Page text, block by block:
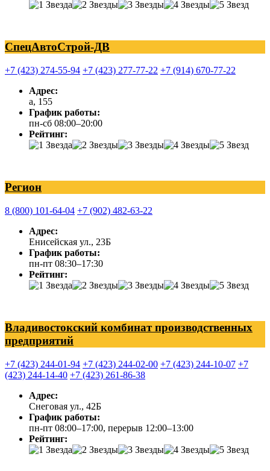
СпецАвтоСтрой-ДВ
+7 (423) 274-55-94 +7 (423) 277-77-22 +7 (914) 670-77-22
Адрес:
а, 155
График работы:
пн-сб 08:00–20:00
Рейтинг:
Регион
8 (800) 101-64-04 +7 (902) 482-63-22
Адрес:
Енисейская ул., 23Б
График работы:
пн-пт 08:30–17:30
Рейтинг:
Владивостокский комбинат производственных
предприятий
+7 (423) 244-01-94 +7 (423) 244-02-00 +7 (423) 244-10-07 +7
(423) 244-14-40 +7 (423) 261-86-38
Адрес:
Снеговая ул., 42Б
График работы:
пн-пт 08:00–17:00, перерыв 12:00–13:00
Рейтинг: